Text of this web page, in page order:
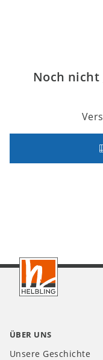
Noch nicht
Footer
AT
ÜBER UNS
Unsere Geschichte